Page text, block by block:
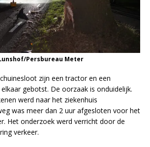
Persbureau Meter
zijn een tractor en een
gebotst. De oorzaak is onduidelijk.
werd naar het ziekenhuis
was meer dan 2 uur afgesloten voor het
Het onderzoek werd verricht door de
verkeer.